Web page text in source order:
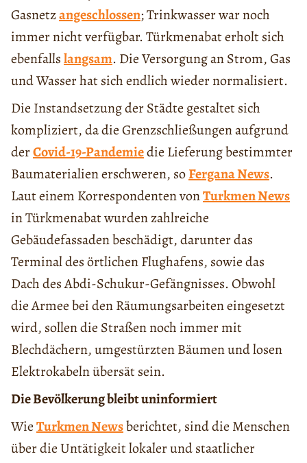
Gasnetzangeschlossen; Trinkwasser war noch
immer nicht verfügbar. Türkmenabat erholt sich
ebenfallslangsam. Die Versorgung an Strom, Gas
und Wasser hat sich endlich wieder normalisiert.
Die Instandsetzung der Städte gestaltet sich
kompliziert, da die Grenzschließungen aufgrund
derCovid-19-Pandemiedie Lieferung bestimmter
Baumaterialien erschweren, soFergana News.
Laut einem Korrespondenten vonTurkmen News
in Türkmenabat wurden zahlreiche
Gebäudefassaden beschädigt, darunter das
Terminal des örtlichen Flughafens, sowie das
Dach des Abdi-Schukur-Gefängnisses. Obwohl
die Armee bei den Räumungsarbeiten eingesetzt
wird, sollen die Straßen noch immer mit
Blechdächern, umgestürzten Bäumen und losen
Elektrokabeln übersät sein.
Die Bevölkerung bleibt uninformiert
WieTurkmen Newsberichtet, sind die Menschen
über die Untätigkeit lokaler und staatlicher